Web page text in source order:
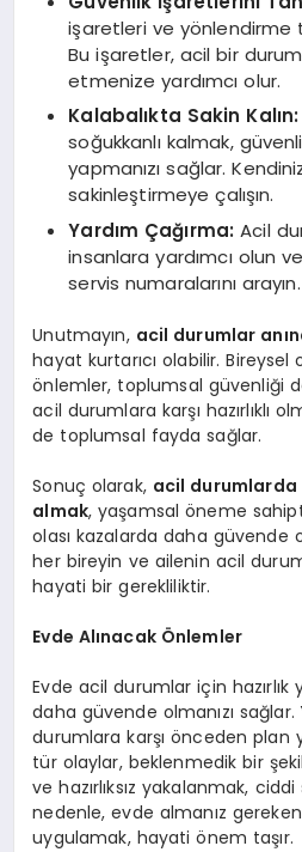
işaretleri ve yönlendirme
Bu işaretler, acil bir
etmenize yardımcı olur.
Kalabalıkta Sakin Kalın:
soğukkanlı kalmak,
yapmanızı sağlar.
sakinleştirmeye çalışın.
Yardım Çağırma: Acil
insanlara yardımcı olun
servis numaralarını arayın.
Unutmayın, acil durumlar
hayat kurtarıcı olabilir. Bireysel
önlemler, toplumsal güvenliği
acil durumlara karşı hazırlıklı
de toplumsal fayda sağlar.
Sonuç olarak, acil durumlarda
almak, yaşamsal öneme
olası kazalarda daha güvende
her bireyin ve ailenin acil
hayati bir gerekliliktir.
Evde Alınacak Önlemler
Evde acil durumlar için hazırlık
daha güvende olmanızı sağlar.
durumlara karşı önceden plan
tür olaylar, beklenmedik bir
ve hazırlıksız yakalanmak,
nedenle, evde almanız
uygulamak, hayati önem taşır.